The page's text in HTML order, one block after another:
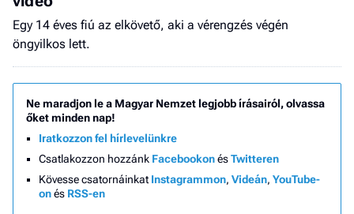
Egy 14 éves fiú az elkövető, aki a vérengzés végén
öngyilkos lett.
Ne maradjon le a Magyar Nemzet legjobb írásairól, olvassa
őket minden nap!
Iratkozzon fel hírlevelünkre
Csatlakozzon hozzánk FacebookonésTwitteren
Kövesse csatornáinkat Instagrammon, Videán, YouTube-
onés RSS-en